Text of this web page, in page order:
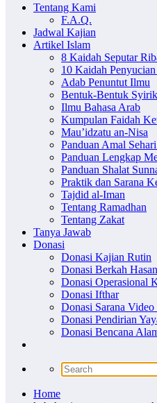
Tentang Kami
F.A.Q.
Jadwal Kajian
Artikel Islam
8 Kaidah Seputar
10 Kaidah
Adab Penuntut Ilmu
Bentuk-Bentuk
Ilmu Bahasa Arab
Kumpulan Faidah
Mau’idzatu an-Nisa
Panduan Amal
Panduan Lengkap
Panduan Shalat
Praktik dan Sarana
Tajdid al-Iman
Tentang Ramadhan
Tentang Zakat
Tanya Jawab
Donasi
Donasi Kajian Rutin
Donasi Berkah Hasan
Donasi Operasional
Donasi Ifthar
Donasi Sarana
Donasi Pendirian
Donasi Bencana
Home